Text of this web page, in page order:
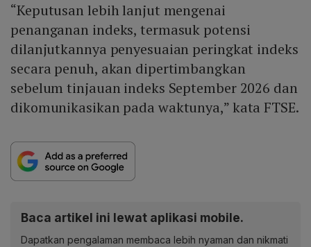
“Keputusan lebih lanjut mengenai
penanganan indeks, termasuk potensi
dilanjutkannya penyesuaian peringkat indeks
secara penuh, akan dipertimbangkan
sebelum tinjauan indeks September 2026 dan
dikomunikasikan pada waktunya,” kata FTSE.
Baca artikel ini lewat aplikasi mobile.
Dapatkan pengalaman membaca lebih nyaman dan nikmati